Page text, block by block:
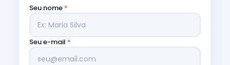
Seu nome *
Seu e-mail *